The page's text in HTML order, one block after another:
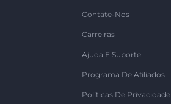
Contate-Nos
Carreiras
Ajuda E Suporte
Programa De Afiliados
Políticas De Privacidade